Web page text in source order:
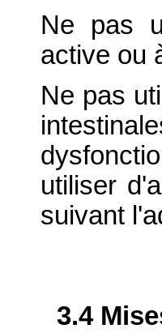
Ne pas
active ou
Ne pas
utiliser
suivant
3.4